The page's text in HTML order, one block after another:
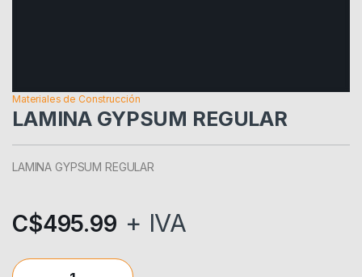
Materiales de Construcción
LAMINA GYPSUM REGULAR
LAMINA GYPSUM REGULAR
C$495.99 + IVA
LAMINA GYPSUM REGULAR quantity